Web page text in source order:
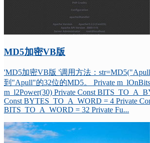
MD5加密VB版
'MD5加密VB版 '调用方法：
到"Apull"的32位的MD5。 Private
m_l2Power(30) Private Const
Const BYTES_TO_A_WORD = 4 Private
BITS_TO_A_WORD = 32 Private Fu...